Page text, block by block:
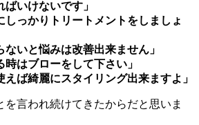
いけないです」
しっかりトリートメントをしましょ
ないと悩みは改善出来ません」
時はブローをして下さい」
えば綺麗にスタイリング出来ますよ」
を言われ続けてきたからだと思いま